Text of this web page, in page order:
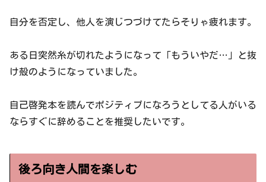
自分を否定し、他人を演じつづけてたらそりゃ疲れます。
ある日突然糸が切れたようになって「もういやだ…」と抜
け殻のようになっていました。
自己啓発本を読んでポジティブになろうとしてる人がいる
ならすぐに辞めることを推奨したいです。
後ろ向き人間を楽しむ